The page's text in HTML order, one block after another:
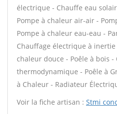
électrique - Chauffe eau
Pompe à chaleur air-air -
Pompe à chaleur eau-eau -
Chauffage électrique à
chaleur douce - Poêle à bois -
thermodynamique - Poêle à
à Chaleur - Radiateur
Voir la fiche artisan : Stmi